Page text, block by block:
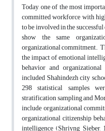
Today, one of the most
committed workforce with
to be involved in the
show the same
organizational commitment.
the impact of emotional
behavior and
included Shahindezh city
298 statistical samples
stratification sampling and
include organizational
organizational citizenship